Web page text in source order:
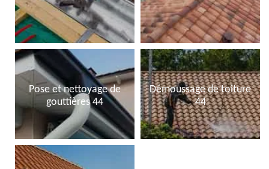
Pose et nettoyage de
gouttières 44
Démoussage de toiture
44